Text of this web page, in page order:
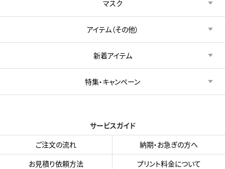
マスク
アイテム（その他）
新着アイテム
特集・キャンペーン
サービスガイド
ご注文の流れ
納期・お急ぎの方へ
お見積り依頼方法
プリント料金について